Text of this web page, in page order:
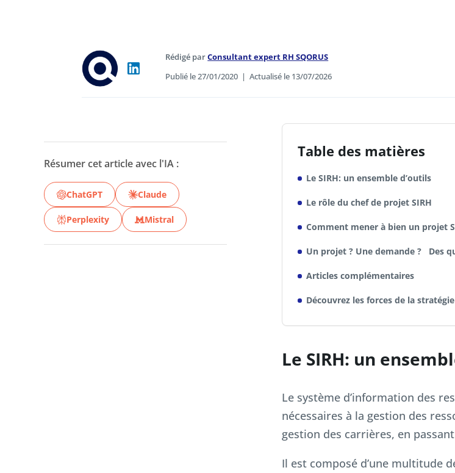
Rédigé parConsultant expert RH SQORUS
Publié le 27/01/2020 |Actualisé le 13/07/2026
Résumer cet article avec l'IA :
ChatGPT Claude
Perplexity Mistral
Table des matières
Le SIRH: un ensemble d’outils
Le rôle du chef de projet SIRH
Comment mener à bien un projet
Un projet ? Une demande ? Des
Articles complémentaires
Découvrez les forces de la stratégie
Le SIRH: un
Le système d’information des
nécessaires à la gestion des
gestion des carrières, en
Il est composé d’une multitude